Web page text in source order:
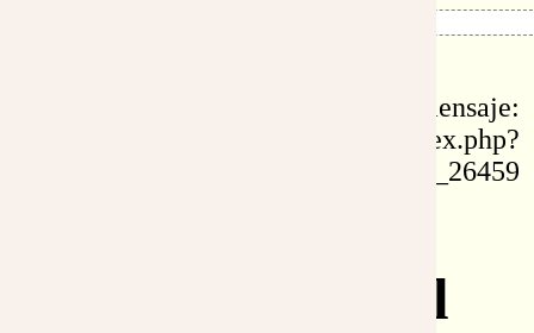
permalink de este mensaje:
https://www.eltestigofiel.org/index.php?
idu=fr_26459
Encarnación del